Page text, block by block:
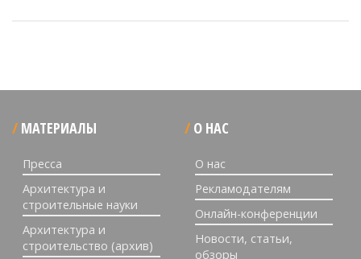
МАТЕРИАЛЫ
Пресса
Архитектура и
строительные науки
Архитектура и
строительство (архив)
О НАС
О нас
Рекламодателям
Онлайн-конференции
Новости, статьи,
обзоры